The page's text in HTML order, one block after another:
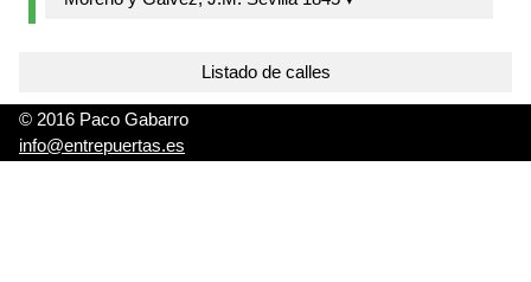
Listado de calles
© 2016 Paco Gabarro
info@entrepuertas.es